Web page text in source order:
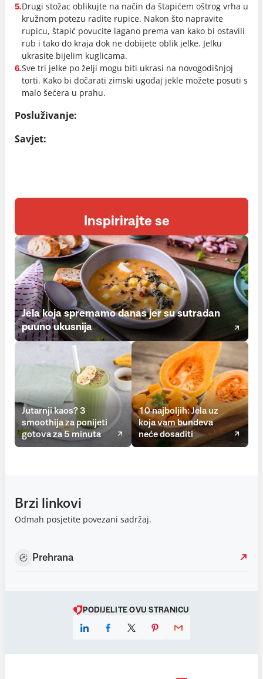
5.Drugi stožac oblikujte na način da štapićem oštrog vrha u
kružnom potezu radite rupice. Nakon što napravite
rupicu, štapić povucite lagano prema van kako bi ostavili
rub i tako do kraja dok ne dobijete oblik jelke. Jelku
ukrasite bijelim kuglicama.
6.Sve tri jelke po želji mogu biti ukrasi na novogodišnjoj
torti. Kako bi dočarati zimski ugođaj jekle možete posuti s
malo šećera u prahu.
Posluživanje:
Savjet:
Inspirirajte se
Jela koja spremamo danas jer su sutradan
puuno ukusnija
Jutarnji kaos? 3
smoothija za ponijeti
gotova za 5 minuta
10 najboljih: Jela uz
koja vam bundeva
neće dosaditi
Brzi linkovi
Odmah posjetite povezani sadržaj.
Prehrana
PODIJELITE OVU STRANICU